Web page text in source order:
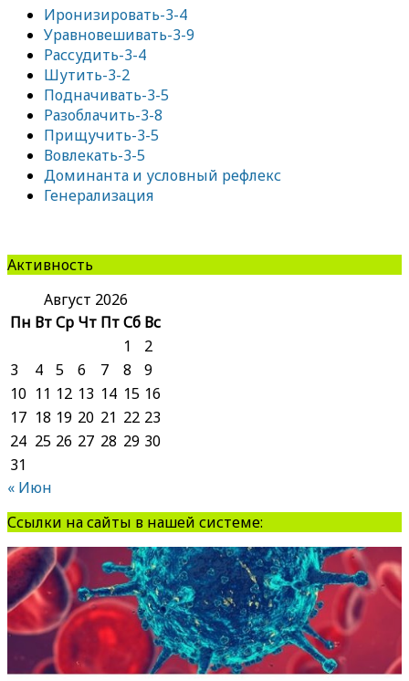
Иронизировать-3-4
Уравновешивать-3-9
Рассудить-3-4
Шутить-3-2
Подначивать-3-5
Разоблачить-3-8
Прищучить-3-5
Вовлекать-3-5
Доминанта и условный рефлекс
Генерализация
Активность
Август 2026
Пн ВтСр Чт ПтСб Вс
1
2
3
4 5 6 7 8
9
10 11 12 13 14 15 16
17 18 19 20 21 22 23
24 25 26 27 28 29 30
31
« Июн
Ссылки на сайты в нашей системе: